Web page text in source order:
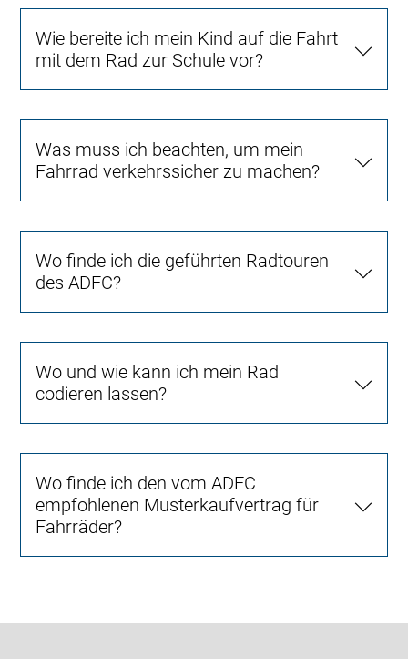
Wie bereite ich mein Kind auf die Fahrt
mit dem Rad zur Schule vor?
Was muss ich beachten, um mein
Fahrrad verkehrssicher zu machen?
Wo finde ich die geführten Radtouren
des ADFC?
Wo und wie kann ich mein Rad
codieren lassen?
Wo finde ich den vom ADFC
empfohlenen Musterkaufvertrag für
Fahrräder?